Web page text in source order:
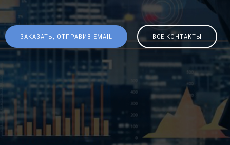
ЗАКАЗАТЬ, ОТПРАВИВ EMAIL ВСЕ КОНТАКТЫ